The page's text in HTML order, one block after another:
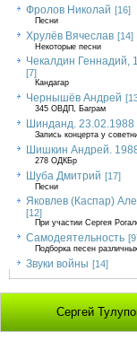
Фролов Николай [16]
Песни
Хрулёв Вячеслав [14]
Некоторые песни
Чекалдин Геннадий,
[7]
Кандагар
Чернышёв Андрей
345 ОВДП, Баграм
Шинданд. 23.02.1988
Запись концерта у
Шишкин Андрей.
278 ОДКБр
Шуба Дмитрий [17]
Песни
Яковлев (Каспар)
[12]
При участии Сергея
Самодеятельность
Подборка песен
Звуки войны [14]
Сергей